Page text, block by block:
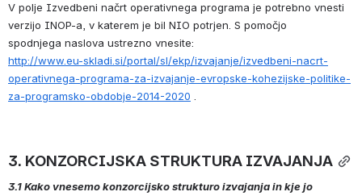
V polje Izvedbeni načrt operativnega programa je potrebno vnesti
verzijo INOP-a, v katerem je bil NIO potrjen. S pomočjo
spodnjega naslova ustrezno vnesite:
http://www.eu-skladi.si/portal/sl/ekp/izvajanje/izvedbeni-nacrt-
operativnega-programa-za-izvajanje-evropske-kohezijske-politike-
za-programsko-obdobje-2014-2020
3. KONZORCIJSKA STRUKTURA IZVAJANJA
3.1 Kako vnesemo konzorcijsko strukturo izvajanja in kje jo